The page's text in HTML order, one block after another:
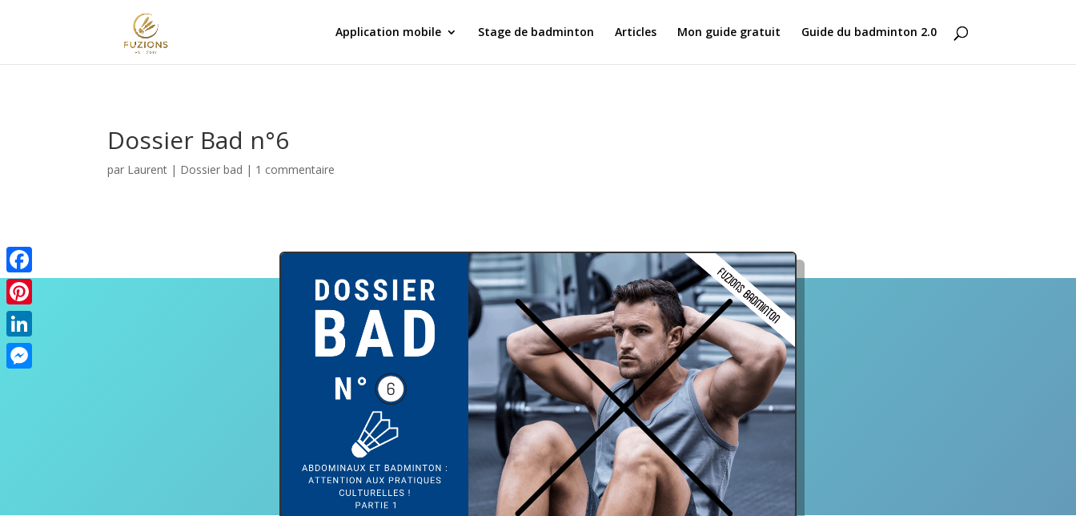
Application mobile Stage de badminton Articles Mon guide gratuit Guide du badminton 2.0
Dossier Bad n°6
par Laurent | Dossier bad | 1 commentaire
Facebook
Pinterest
LinkedIn